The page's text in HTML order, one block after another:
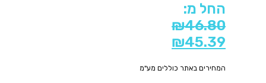
החל מ:
₪46.80
₪45.39
המחירים באתר כוללים מע"מ